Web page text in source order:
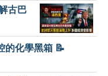
古巴
的化學黑箱 📝